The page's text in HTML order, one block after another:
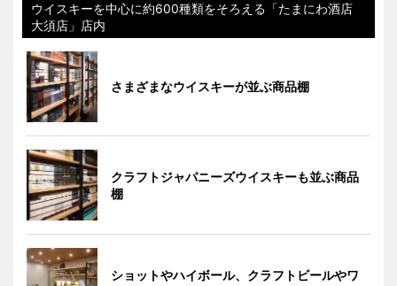
ウイスキーを中心に約600種類をそろえる「たまにわ酒店
大須店」店内
さまざまなウイスキーが並ぶ商品棚
クラフトジャパニーズウイスキーも並ぶ商品
棚
ショットやハイボール、クラフトビールやワ